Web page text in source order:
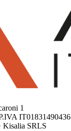
1
IT01831490436
Kisalia SRLS